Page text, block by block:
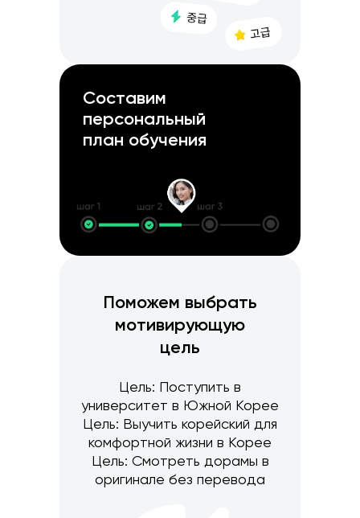
Составим
персональный
план обучения
Поможем выбрать
мотивирующую
цель
Цель: Поступить в
университет в Южной Корее
Цель: Выучить корейский для
комфортной жизни в Корее
Цель: Смотреть дорамы в
оригинале без перевода